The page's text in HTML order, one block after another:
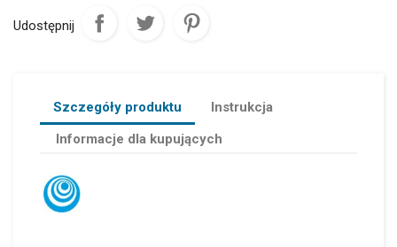
Udostępnij
Szczegóły produktu
Instrukcja
Informacje dla kupujących